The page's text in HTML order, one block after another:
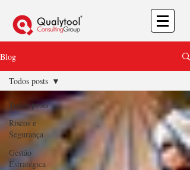
Blog
Todos posts
Riscos e
Segurança
Gestão
Estratégica
Todos posts